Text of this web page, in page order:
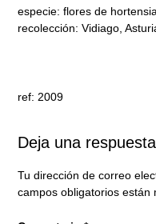
especie: flores de hortensia
recolección: Vidiago,
ref: 2009
Deja una respuesta
Tu dirección de correo
campos obligatorios están